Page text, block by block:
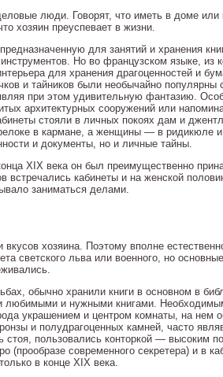
люди. Говорят, что иметь в доме или
хозяин преуспевает в жизни.
для занятий и хранения
Но во французском языке, из
для хранения драгоценностей и
и тайников были необычайно популярны
при этом удивительную фантазию.
архитектурных сооружений или
стояли в личных покоях дам и
в кармане, а женщины — в ридикюле и
и документы, но и личные тайны.
XIX века он был преимущественно
встречались кабинеты и на женской
заниматься делами.
хозяина. Поэтому вполне
светского льва или военного, но
обычно хранили книги в основном в
и нужными книгами.
украшением и центром комнаты, на нем
и полудрагоценных камней, часто
стоя, пользовались конторкой — высоким
(прообразе современного секретера) и в
в конце XIX века.